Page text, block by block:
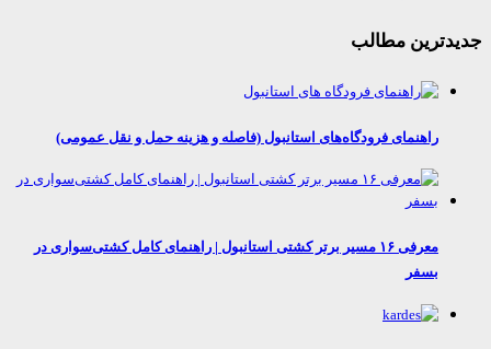
مطالب
راهنمای فرودگاه‌های استانبول (فاصله و هزینه حمل و نقل عمومی)
معرفی ۱۶ مسیر برتر کشتی استانبول | راهنمای کامل کشتی‌سواری در